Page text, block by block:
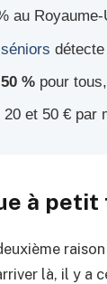
au Royaume-
% pour
et 50 € par
à petit
là, il y a